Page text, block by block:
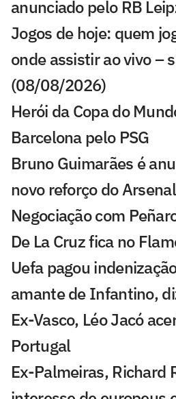
anunciado pelo RB
Jogos de hoje: quem
onde assistir ao vivo –
(08/08/2026)
Herói da Copa do
Barcelona pelo PSG
Bruno Guimarães é
novo reforço do Arsenal
Negociação com
De La Cruz fica no
Uefa pagou
amante de Infantino,
Ex-Vasco, Léo Jacó
Portugal
Ex-Palmeiras, Richard